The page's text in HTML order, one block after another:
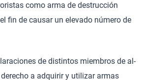
como arma de destrucción
fin de causar un elevado número de
de distintos miembros de al-
a adquirir y utilizar armas